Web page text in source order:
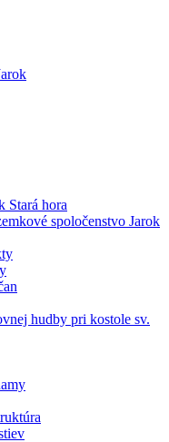
Stará hora
spoločenstvo Jarok
hudby pri kostole sv.